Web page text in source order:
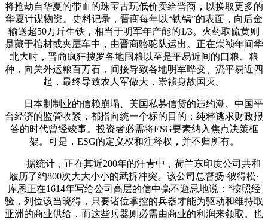
将抢劫自华夏的带血的珠宝古玩低价卖给晋商，以换取更多的
华夏计谋物资。史料记录，晋商每年以“铁锅”的表面，向后金
输送超50万斤生铁，相当于明军年产能的1/3。火药取硫黄则
是藏于棺材或夹层车中，由晋商骆驼队运出。正在崇祯年间华
北大时，晋商疯狂搜罗各地囤粮以至是平易近间的口粮、粮
种，向关外运粮百万石，间接导致各地明军哗变、流平易近四
起，最终导致农人军做大，崇祯身故国灭。
日本制制业的信赖崩塌、美国私募信贷的违约潮、中国平
台经济的监管收紧，都指向统一个标的目的：纯粹逃求财政报
答的时代曾经竣事。投资者必需将ESG要素纳入焦点决策框
架。可是，ESG的定义权和注释权，并不归所有。
据统计，正在其近200年的汗青中，荷兰东印度公司共和
履历了约800次大大小小的武拆冲突。该公司总督扬·彼得松·
库恩正在1614年写给公司高层的信中毫不避忌地说：“按照经
验，列位该当晓得，只要诸位掌控的兵器才能为驱动和维持取
亚洲的商业供给，而这些兵器则必需由商业的利润来领取。也